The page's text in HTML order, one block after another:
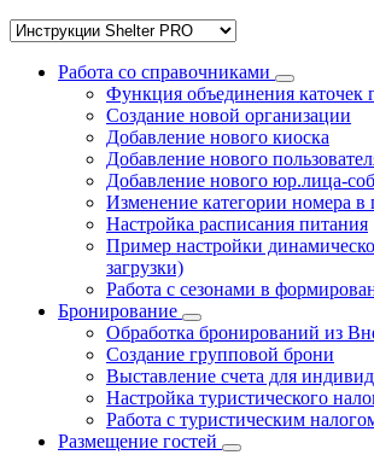
Работа со справочниками
Функция объединения каточек
Создание новой организации
Добавление нового киоска
Добавление нового
Добавление нового юр.лица-
Изменение категории номера в
Настройка расписания питания
Пример настройки
загрузки)
Работа с сезонами в
Бронирование
Обработка бронирований из
Создание групповой брони
Выставление счета для
Настройка туристического
Работа с туристическим
Размещение гостей